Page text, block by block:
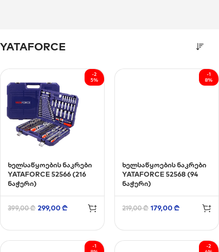
YATAFORCE
-2
5%
ხელსაწყოების ნაკრები
YATAFORCE 52566 (216
ნაჭერი)
399,00₾ 299,00₾
-1
8%
ხელსაწყოების ნაკრები
YATAFORCE 52568 (94
ნაჭერი)
219,00₾ 179,00₾
-1
-2